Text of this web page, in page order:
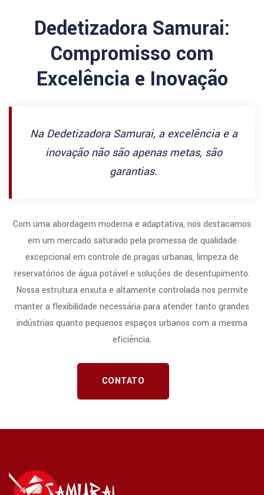
Dedetizadora Samurai:
Compromisso com
Excelência e Inovação
Na Dedetizadora Samurai, a excelência e a
inovação não são apenas metas, são
garantias.
Com uma abordagem moderna e adaptativa, nos destacamos
em um mercado saturado pela promessa de qualidade
excepcional em controle de pragas urbanas, limpeza de
reservatórios de água potável e soluções de desentupimento.
Nossa estrutura enxuta e altamente controlada nos permite
manter a flexibilidade necessária para atender tanto grandes
indústrias quanto pequenos espaços urbanos com a mesma
eficiência.
CONTATO